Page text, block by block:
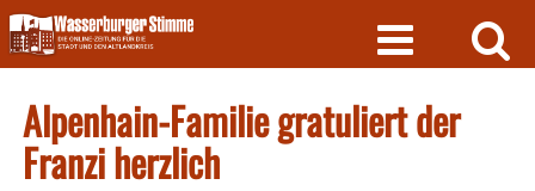
Skip
to
content
Alpenhain-Familie gratuliert der
Franzi herzlich